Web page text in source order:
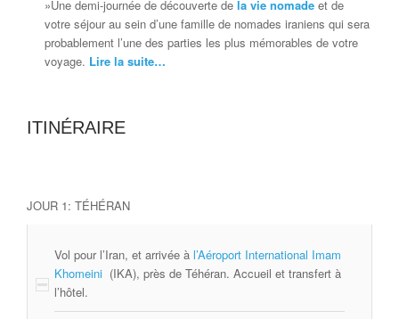
»Une demi-journée de découverte de la vie nomade et de
votre séjour au sein d’une famille de nomades iraniens qui sera
probablement l’une des parties les plus mémorables de votre
voyage. Lire la suite…
ITINÉRAIRE
JOUR 1: TÉHÉRAN
Vol pour l’Iran, et arrivée à l’Aéroport International Imam
Khomeini (IKA), près de Téhéran. Accueil et transfert à
l’hôtel.